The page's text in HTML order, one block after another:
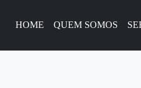
HOME QUEM SOMOS